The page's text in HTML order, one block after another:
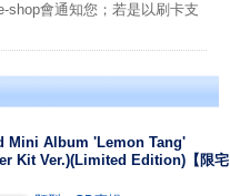
會通知您；若是以刷卡支
Mini Album 'Lemon Tang'
Kit Ver.)(Limited Edition)【限宅